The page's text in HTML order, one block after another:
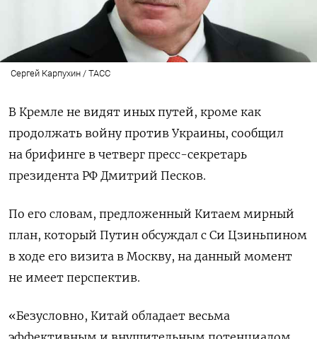
Сергей Карпухин / ТАСС
В Кремле не видят иных путей, кроме как
продолжать войну против Украины, сообщил
на брифинге в четверг пресс-секретарь
президента РФ Дмитрий Песков.
По его словам, предложенный Китаем мирный
план, который Путин обсуждал с Си Цзиньпином
в ходе его визита в Москву, на данный момент
не имеет перспектив.
«Безусловно, Китай обладает весьма